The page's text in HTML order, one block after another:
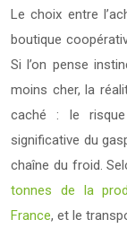
Le choix entre
boutique
Si l’on pense
moins cher, la
caché : le
significative du
chaîne du froid.
tonnes de la
France, et le